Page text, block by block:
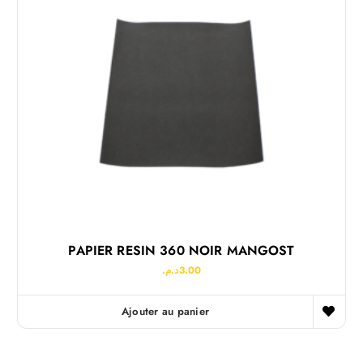
PAPIER RESIN 360 NOIR MANGOST
3.00د.م.
Ajouter au panier